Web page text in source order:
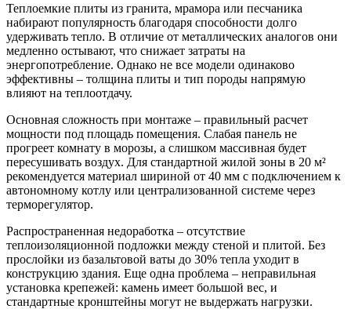
Теплоемкие плиты из гранита, мрамора или песчаника
набирают популярность благодаря способности долго
удерживать тепло. В отличие от металлических аналогов они
медленно остывают, что снижает затраты на
энергопотребление. Однако не все модели одинаково
эффективны – толщина плиты и тип породы напрямую
влияют на теплоотдачу.
Основная сложность при монтаже – правильный расчет
мощности под площадь помещения. Слабая панель не
прогреет комнату в морозы, а слишком массивная будет
пересушивать воздух. Для стандартной жилой зоны в 20 м²
рекомендуется материал шириной от 40 мм с подключением к
автономному котлу или централизованной системе через
терморегулятор.
Распространенная недоработка – отсутствие
теплоизоляционной подложки между стеной и плитой. Без
прослойки из базальтовой ваты до 30% тепла уходит в
конструкцию здания. Еще одна проблема – неправильная
установка крепежей: камень имеет большой вес, и
стандартные кронштейны могут не выдержать нагрузки.